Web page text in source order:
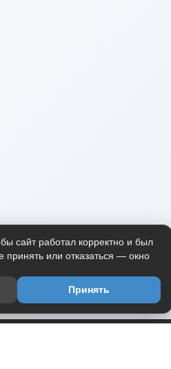
сайт работал корректно и был
или отказаться — окно
Принять